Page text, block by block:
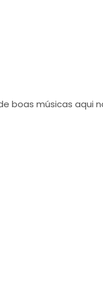
boas músicas aqui